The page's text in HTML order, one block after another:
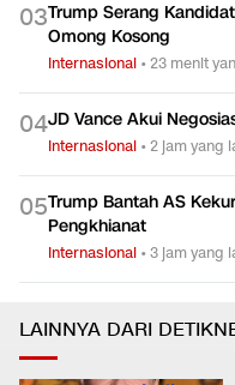
03Trump Serang
Omong Kosong
Internasional •23 menit
04JD Vance Akui
Internasional •2 jam yang
05Trump Bantah AS
Pengkhianat
Internasional •3 jam yang
LAINNYA DARI